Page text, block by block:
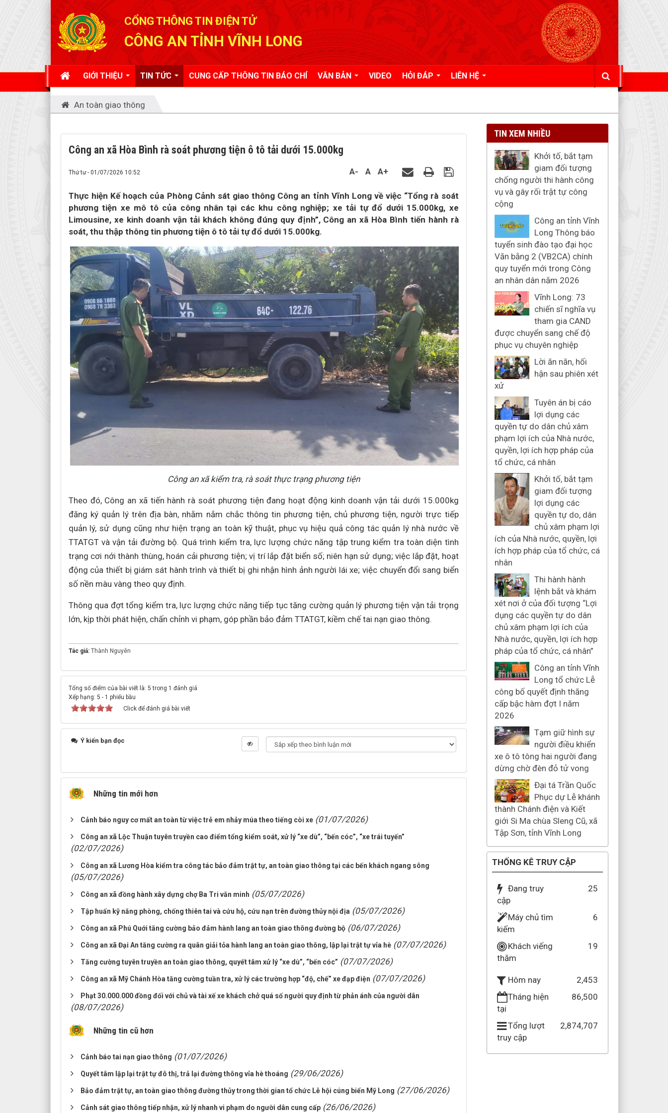
CỔNG THÔNG TIN ĐIỆN TỬ
CÔNG AN TỈNH VĨNH LONG
GIỚI THIỆU TIN TỨC CUNG CẤP THÔNG TIN BÁO CHÍ VĂN BẢN VIDEO HỎI ĐÁP LIÊN HỆ
An toàn giao thông
Công an xã Hòa Bình rà soát phương tiện ô tô tải dưới 15.000kg
Thứ tư - 01/07/2026 10:52 A- A A+
Thực hiện Kế hoạch của Phòng Cảnh sát giao thông Công an tỉnh Vĩnh Long về việc “Tổng rà soát
phương tiện xe mô tô của công nhân tại các khu công nghiệp; xe tải tự đổ dưới 15.000kg, xe
Limousine, xe kinh doanh vận tải khách không đúng quy định”, Công an xã Hòa Bình tiến hành rà
soát, thu thập thông tin phương tiện ô tô tải tự đổ dưới 15.000kg.
Công an xã kiểm tra, rà soát thực trạng phương tiện
Theo đó, Công an xã tiến hành rà soát phương tiện đang hoạt động kinh doanh vận tải dưới 15.000kg
đăng ký quản lý trên địa bàn, nhằm nắm chắc thông tin phương tiện, chủ phương tiện, người trực tiếp
quản lý, sử dụng cũng như hiện trạng an toàn kỹ thuật, phục vụ hiệu quả công tác quản lý nhà nước về
TTATGT và vận tải đường bộ. Quá trình kiểm tra, lực lượng chức năng tập trung kiểm tra toàn diện tình
trạng cơi nới thành thùng, hoán cải phương tiện; vị trí lắp đặt biển số; niên hạn sử dụng; việc lắp đặt, hoạt
động của thiết bị giám sát hành trình và thiết bị ghi nhận hình ảnh người lái xe; việc chuyển đổi sang biển
số nền màu vàng theo quy định.
Thông qua đợt tổng kiểm tra, lực lượng chức năng tiếp tục tăng cường quản lý phương tiện vận tải trọng
lớn, kịp thời phát hiện, chấn chỉnh vi phạm, góp phần bảo đảm TTATGT, kiềm chế tai nạn giao thông.
Tác giả: Thành Nguyên
Tổng số điểm của bài viết là: 5 trong 1 đánh giá
Xếp hạng: 5 - 1 phiếu bầu
Click để đánh giá bài viết
Ý kiến bạn đọc
Những tin mới hơn
Cảnh báo nguy cơ mất an toàn từ việc trẻ em nhảy múa theo tiếng còi xe (01/07/2026)
Công an xã Lộc Thuận tuyên truyền cao điểm tổng kiểm soát, xử lý “xe dù”, “bến cóc”, “xe trái tuyến”
(02/07/2026)
Công an xã Lương Hòa kiểm tra công tác bảo đảm trật tự, an toàn giao thông tại các bến khách ngang sông
(05/07/2026)
Công an xã đồng hành xây dựng chợ Ba Tri văn minh (05/07/2026)
Tập huấn kỹ năng phòng, chống thiên tai và cứu hộ, cứu nạn trên đường thủy nội địa (05/07/2026)
Công an xã Phú Quới tăng cường bảo đảm hành lang an toàn giao thông đường bộ (06/07/2026)
Công an xã Đại An tăng cường ra quân giải tỏa hành lang an toàn giao thông, lập lại trật tự vỉa hè (07/07/2026)
Tăng cường tuyên truyền an toàn giao thông, quyết tâm xử lý “xe dù”, “bến cóc” (07/07/2026)
Công an xã Mỹ Chánh Hòa tăng cường tuần tra, xử lý các trường hợp “độ, chế” xe đạp điện (07/07/2026)
Phạt 30.000.000 đồng đối với chủ và tài xế xe khách chở quá số người quy định từ phản ánh của người dân
(08/07/2026)
Những tin cũ hơn
Cảnh báo tai nạn giao thông (01/07/2026)
Quyết tâm lập lại trật tự đô thị, trả lại đường thông vỉa hè thoáng (29/06/2026)
Bảo đảm trật tự, an toàn giao thông đường thủy trong thời gian tổ chức Lễ hội cúng biển Mỹ Long (27/06/2026)
Cảnh sát giao thông tiếp nhận, xử lý nhanh vi phạm do người dân cung cấp (26/06/2026)
TIN XEM NHIỀU
Khởi tố, bắt tạm
giam đối tượng
chống người thi hành công
vụ và gây rối trật tự công
cộng
Công an tỉnh Vĩnh
Long Thông báo
tuyển sinh đào tạo đại học
Văn bằng 2 (VB2CA) chính
quy tuyển mới trong Công
an nhân dân năm 2026
Vĩnh Long: 73
chiến sĩ nghĩa vụ
tham gia CAND
được chuyển sang chế độ
phục vụ chuyên nghiệp
Lời ăn năn, hối
hận sau phiên xét
xử
Tuyên án bị cáo
lợi dụng các
quyền tự do dân chủ xâm
phạm lợi ích của Nhà nước,
quyền, lợi ích hợp pháp của
tổ chức, cá nhân
Khởi tố, bắt tạm
giam đối tượng
lợi dụng các
quyền tự do, dân
chủ xâm phạm lợi
ích của Nhà nước, quyền, lợi
ích hợp pháp của tổ chức, cá
nhân
Thi hành hành
lệnh bắt và khám
xét nơi ở của đối tượng “Lợi
dụng các quyền tự do dân
chủ xâm phạm lợi ích của
Nhà nước, quyền, lợi ích hợp
pháp của tổ chức, cá nhân”
Công an tỉnh Vĩnh
Long tổ chức Lễ
công bố quyết định thăng
cấp bậc hàm đợt I năm
2026
Tạm giữ hình sự
người điều khiển
xe ô tô tông hai người đang
dừng chờ đèn đỏ tử vong
Đại tá Trần Quốc
Phục dự Lễ khánh
thành Chánh điện và Kiết
giới Si Ma chùa Sleng Cũ, xã
Tập Sơn, tỉnh Vĩnh Long
THỐNG KÊ TRUY CẬP
Đang truy
cập
25
Máy chủ tìm
kiếm
6
Khách viếng
thăm
19
Hôm nay
2,453
Tháng hiện
tại
86,500
Tổng lượt
truy cập
2,874,707